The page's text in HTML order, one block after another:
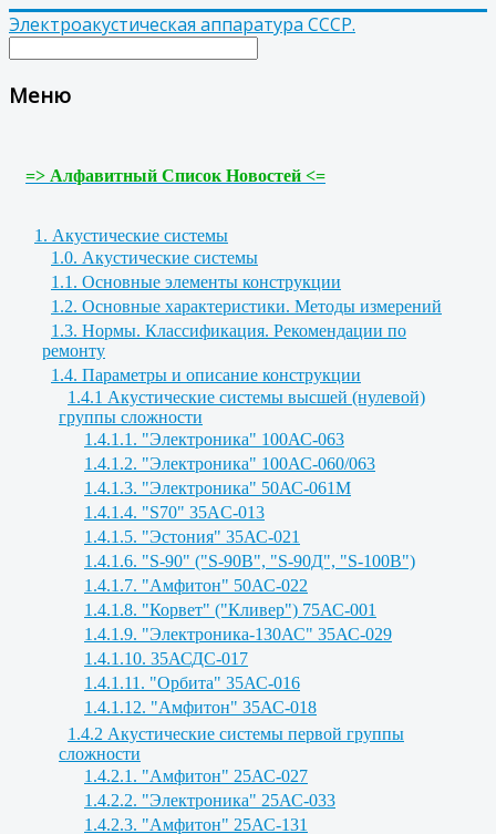
Электроакустическая аппаратура СССР.
Меню
=> Алфавитный Список Новостей <=
1. Акустические системы
1.0. Акустические системы
1.1. Основные элементы конструкции
1.2. Основные характеристики. Методы измерений
1.3. Нормы. Классификация. Рекомендации по
ремонту
1.4. Параметры и описание конструкции
1.4.1 Акустические системы высшей (нулевой)
группы сложности
1.4.1.1. "Электроника" 100АС-063
1.4.1.2. "Электроника" 100АС-060/063
1.4.1.3. "Электроника" 50АС-061М
1.4.1.4. "S70" 35AC-013
1.4.1.5. "Эстония" 35АС-021
1.4.1.6. "S-90" ("S-90B", "S-90Д", "S-100B")
1.4.1.7. "Амфитон" 50АС-022
1.4.1.8. "Корвет" ("Кливер") 75АС-001
1.4.1.9. "Электроника-130АС" 35АС-029
1.4.1.10. 35АСДС-017
1.4.1.11. "Орбита" 35АС-016
1.4.1.12. "Амфитон" 35АС-018
1.4.2 Акустические системы первой группы
сложности
1.4.2.1. "Амфитон" 25АС-027
1.4.2.2. "Электроника" 25АС-033
1.4.2.3. "Амфитон" 25АС-131